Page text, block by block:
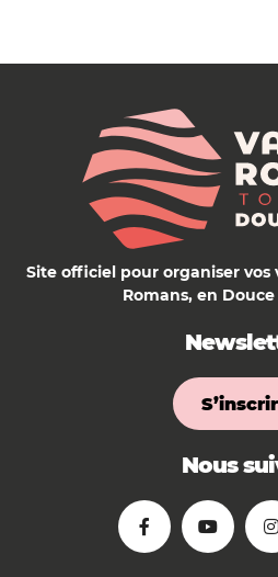
Site officiel pour organiser vos
Romans, en
Nous